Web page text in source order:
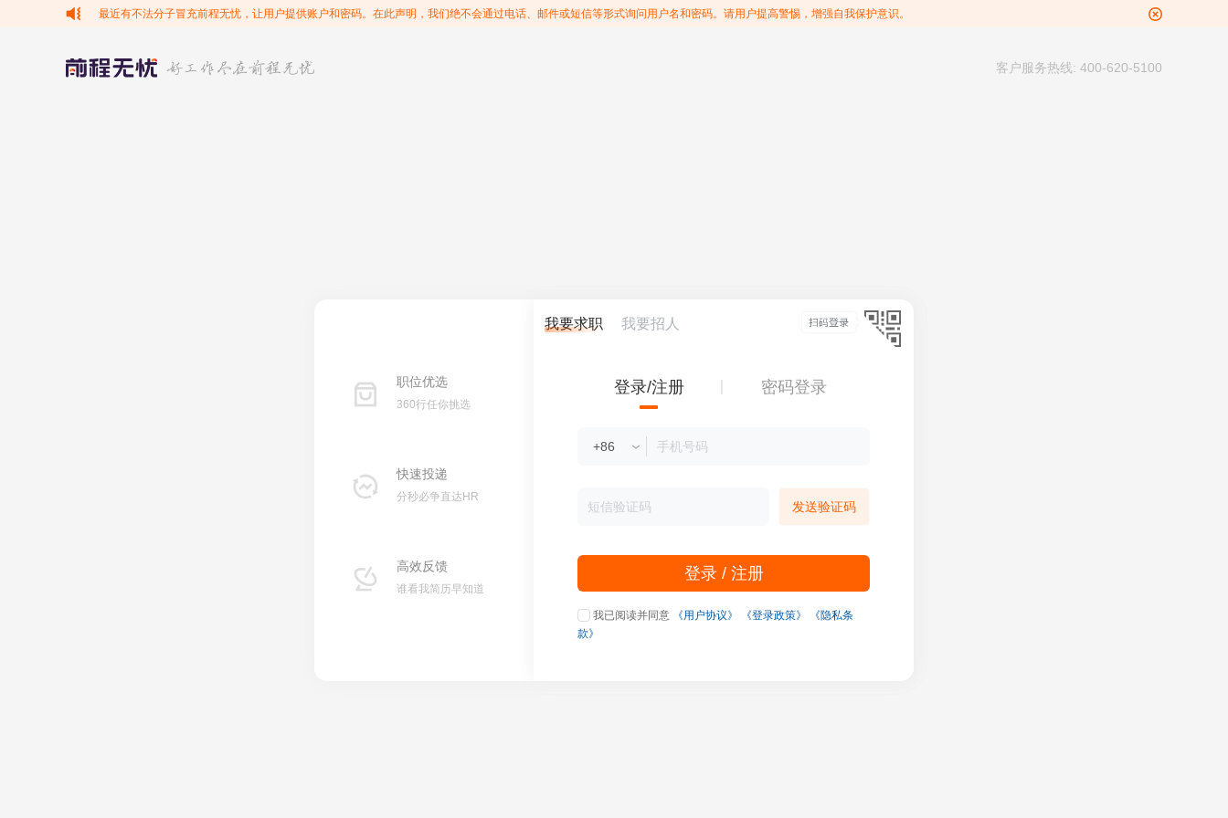
最近有不法分子冒充前程无忧，让用户提供账户和密码。在此声明，我们绝不会通过电话、邮件或短信等形式询问用户名和密码。请用户提高警惕，增强自我保护意识。
客户服务热线: 400-620-5100
职位优选
360行任你挑选
快速投递
分秒必争直达HR
高效反馈
谁看我简历早知道
我要求职 我要招人
登录/注册 密码登录
发送验证码
登录 / 注册
我已阅读并同意 《用户协议》 《登录政策》
《隐私条
款》